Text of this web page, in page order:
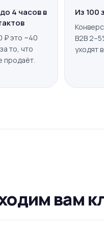
4 часов в
₽ это ~40
то, что
продаёт.
Из 100
B2B
уходят
вам